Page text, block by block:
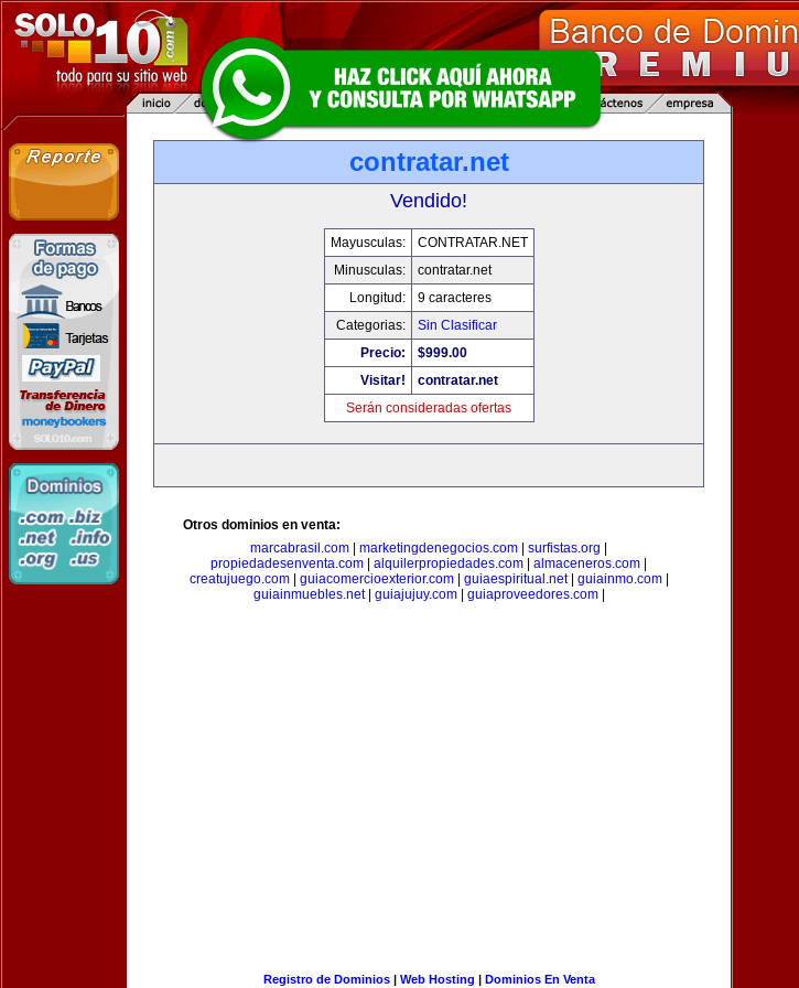
contratar.net
Vendido!
Mayusculas:
CONTRATAR.NET
Minusculas:
contratar.net
Longitud:
9 caracteres
Categorias:
Sin Clasificar
Precio:
$999.00
Visitar!
contratar.net
Serán consideradas ofertas
Otros dominios en venta:
marcabrasil.com
marketingdenegocios.com surfistas.org
propiedadesenventa.com
alquilerpropiedades.com almaceneros.com
creatujuego.com| guiacomercioexterior.com| guiaespiritual.net| guiainmo.com|
guiainmuebles.net| guiajujuy.com| guiaproveedores.com|
Registro de Dominios| Web Hosting | Dominios En Venta